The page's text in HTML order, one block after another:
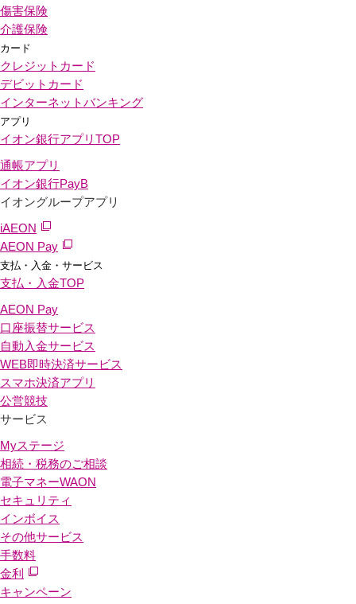
傷害保険
介護保険
カード
クレジットカード
デビットカード
インターネットバンキング
アプリ
イオン銀行アプリ TOP
通帳アプリ
イオン銀行PayB
イオングループアプリ
iAEON
AEON Pay
支払・入金・サービス
支払・入金TOP
AEON Pay
口座振替サービス
自動入金サービス
WEB即時決済サービス
スマホ決済アプリ
公営競技
サービス
Myステージ
相続・税務のご相談
電子マネーWAON
セキュリティ
インボイス
その他サービス
手数料
金利
キャンペーン